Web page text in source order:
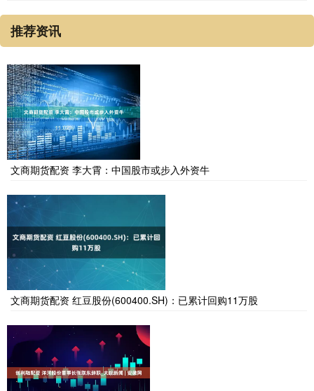
推荐资讯
文商期货配资 李大霄：中国股市或步入外资牛
文商期货配资 红豆股份(600400.SH)：已累计回购11万股